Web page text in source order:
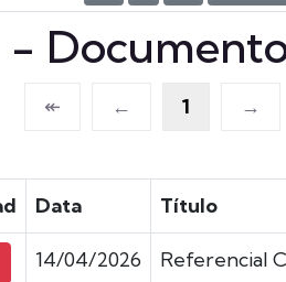
-
↞ ← 1 →
Data Título
14/04/2026 Referencial